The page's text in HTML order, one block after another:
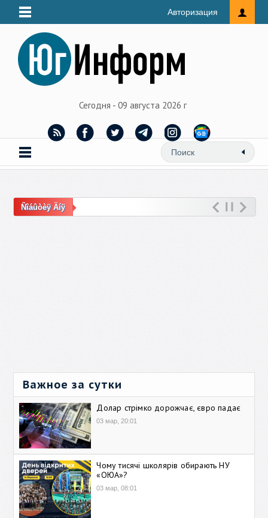
Авторизация
Сегодня - 09 августа 2026 г
Ñîáûòèÿ Äíÿ
Важное за сутки
Долар стрімко дорожчає, євро падає
03 мар, 20:01
Чому тисячі школярів обирають НУ
«ОЮА»?
03 мар, 08:01